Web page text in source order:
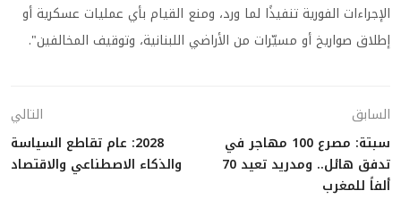
الإجراءات الفورية تنفيذًا لما ورد، ومنع القيام بأي عمليات عسكرية أو
إطلاق صواريخ أو مسيّرات من الأراضي اللبنانية، وتوقيف المخالفين".
السابق
سبتة: مصرع 100 مهاجر في
تدفق هائل.. ومدريد تعيد 70
ألفاً للمغرب
التالي
2028: عام تقاطع السياسة
والذكاء الاصطناعي والاقتصاد